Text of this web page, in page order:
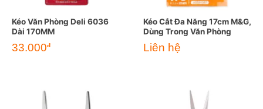
Kéo Văn Phòng Deli 6036
Dài 170MM
33.000đ
Kéo Cắt Đa Năng 17cm M&G,
Dùng Trong Văn Phòng
Liên hệ